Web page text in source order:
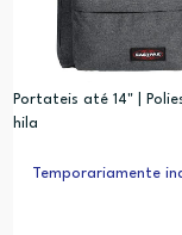
Portateis até 14" |
hila
Temporariamente